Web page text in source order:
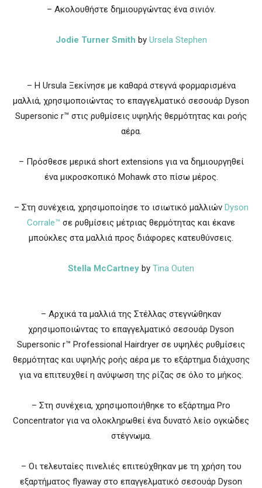
– Ακολουθήστε δημιουργώντας ένα σινιόν.
Jodie Turner Smith by Ursela Stephen
– Η Ursula Ξεκίνησε με καθαρά στεγνά φορμαρισμένα
μαλλιά, χρησιμοποιώντας το επαγγελματικό σεσουάρ Dyson
Supersonic r™ στις ρυθμίσεις υψηλής θερμότητας και ροής
αέρα.
– Πρόσθεσε μερικά short extensions για να δημιουργηθεί
ένα μικροσκοπικό Mohawk στο πίσω μέρος.
– Στη συνέχεια, χρησιμοποίησε το ισιωτικό μαλλιών Dyson
Corrale™ σε ρυθμίσεις μέτριας θερμότητας και έκανε
μπούκλες στα μαλλιά προς διάφορες κατευθύνσεις.
Stella McCartney by Tina Outen
– Αρχικά τα μαλλιά της Στέλλας στεγνώθηκαν
χρησιμοποιώντας το επαγγελματικό σεσουάρ Dyson
Supersonic r™ Professional Hairdryer σε υψηλές ρυθμίσεις
θερμότητας και υψηλής ροής αέρα με το εξάρτημα διάχυσης
για να επιτευχθεί η ανύψωση της ρίζας σε όλο το μήκος.
– Στη συνέχεια, χρησιμοποιήθηκε το εξάρτημα Pro
Concentrator για να ολοκληρωθεί ένα δυνατό λείο ογκώδες
στέγνωμα.
– Οι τελευταίες πινελιές επιτεύχθηκαν με τη χρήση του
εξαρτήματος flyaway στο επαγγελματικό σεσουάρ Dyson